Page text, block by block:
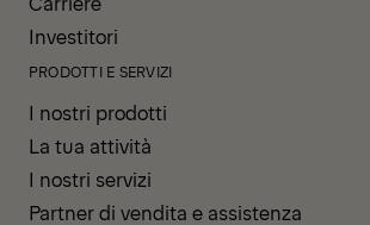
Investitori
PRODOTTI E SERVIZI
I nostri prodotti
La tua attività
I nostri servizi
Partner di vendita e assistenza